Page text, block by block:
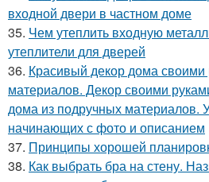
входной двери в частном доме
35. Чем утеплить входную
утеплители для дверей
36. Красивый декор дома своими
материалов. Декор своими
дома из подручных материалов.
начинающих с фото и описанием
37. Принципы хорошей
38. Как выбрать бра на стену.